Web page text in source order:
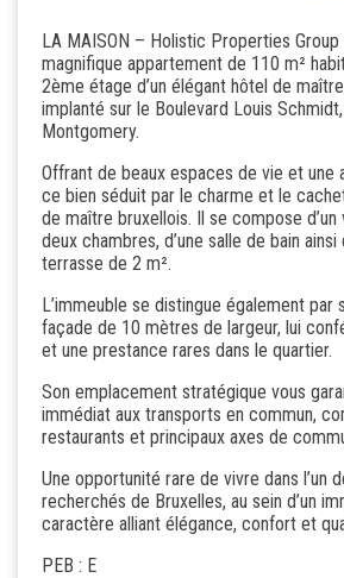
LA MAISON – Holistic Properties
magnifique appartement de 110 m²
2ème étage d’un élégant hôtel de
implanté sur le Boulevard Louis
Montgomery.
Offrant de beaux espaces de vie et une
ce bien séduit par le charme et le
de maître bruxellois. Il se compose d’un
deux chambres, d’une salle de bain ainsi
terrasse de 2 m².
L’immeuble se distingue également par
façade de 10 mètres de largeur, lui
et une prestance rares dans le quartier.
Son emplacement stratégique vous
immédiat aux transports en commun,
restaurants et principaux axes de
Une opportunité rare de vivre dans l’un
recherchés de Bruxelles, au sein d’un
caractère alliant élégance, confort et
PEB : E